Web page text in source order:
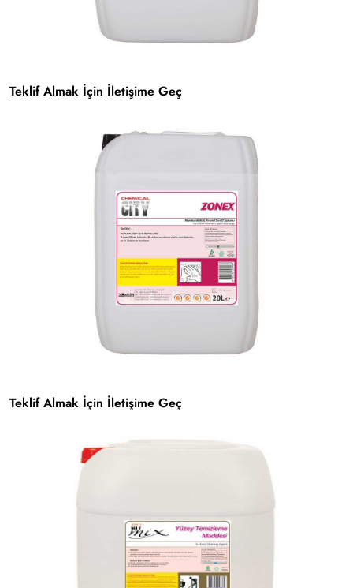
Teklif Almak İçin İletişime Geç
Teklif Almak İçin İletişime Geç